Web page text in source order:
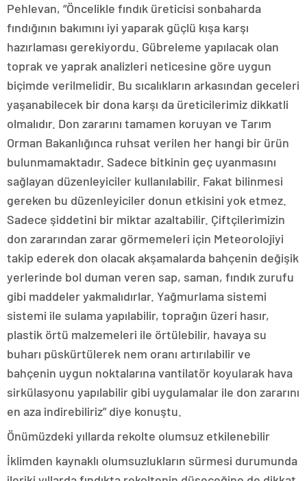
Pehlevan, “Öncelikle fındık üreticisi sonbaharda
fındığının bakımını iyi yaparak güçlü kışa karşı
hazırlaması gerekiyordu. Gübreleme yapılacak olan
toprak ve yaprak analizleri neticesine göre uygun
biçimde verilmelidir. Bu sıcalıkların arkasından geceleri
yaşanabilecek bir dona karşı da üreticilerimiz dikkatli
olmalıdır. Don zararını tamamen koruyan ve Tarım
Orman Bakanlığınca ruhsat verilen her hangi bir ürün
bulunmamaktadır. Sadece bitkinin geç uyanmasını
sağlayan düzenleyiciler kullanılabilir. Fakat bilinmesi
gereken bu düzenleyiciler donun etkisini yok etmez.
Sadece şiddetini bir miktar azaltabilir. Çiftçilerimizin
don zararından zarar görmemeleri için Meteorolojiyi
takip ederek don olacak akşamalarda bahçenin değişik
yerlerinde bol duman veren sap, saman, fındık zurufu
gibi maddeler yakmalıdırlar. Yağmurlama sistemi
sistemi ile sulama yapılabilir, toprağın üzeri hasır,
plastik örtü malzemeleri ile örtülebilir, havaya su
buharı püskürtülerek nem oranı artırılabilir ve
bahçenin uygun noktalarına vantilatör koyularak hava
sirkülasyonu yapılabilir gibi uygulamalar ile don zararını
en aza indirebiliriz” diye konuştu.
Önümüzdeki yıllarda rekolte olumsuz etkilenebilir
İklimden kaynaklı olumsuzlukların sürmesi durumunda